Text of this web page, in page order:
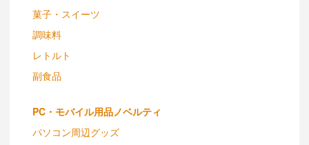
菓子・スイーツ
調味料
レトルト
副食品
PC・モバイル用品ノベルティ
パソコン周辺グッズ